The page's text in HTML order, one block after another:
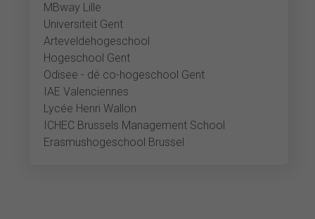
MBway Lille
Universiteit Gent
Arteveldehogeschool
Hogeschool Gent
Odisee - dé co-hogeschool Gent
IAE Valenciennes
Lycée Henri Wallon
ICHEC Brussels Management School
Erasmushogeschool Brussel